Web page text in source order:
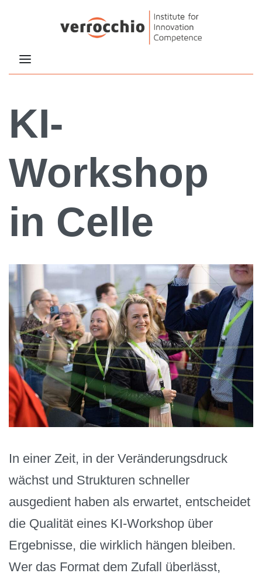
KI-
Workshop
in Celle
In einer Zeit, in der Veränderungsdruck
wächst und Strukturen schneller
ausgedient haben als erwartet, entscheidet
die Qualität eines KI-Workshop über
Ergebnisse, die wirklich hängen bleiben.
Wer das Format dem Zufall überlässt,